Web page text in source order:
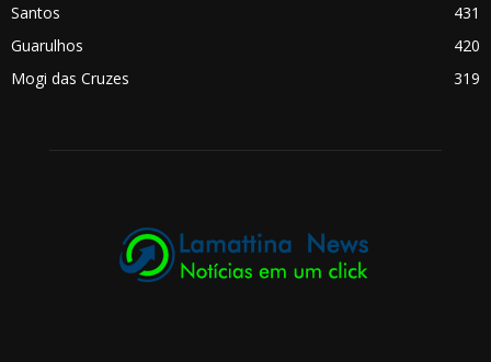
Santos
431
Guarulhos
420
Mogi das Cruzes
319